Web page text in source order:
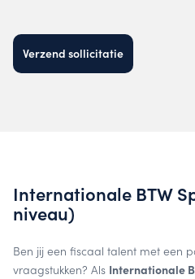
Verzend sollicitatie
Internationale BTW
niveau)
Ben jij een fiscaal talent met een
vraagstukken? Als Internationale